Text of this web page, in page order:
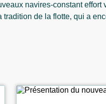
navires-constant effort
de la flotte, qui a